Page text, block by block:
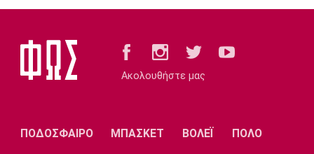
Ακολουθήστε μας
ΠΟΔΟΣΦΑΙΡΟ ΜΠΑΣΚΕΤ ΒΟΛΕΪ ΠΟΛΟ